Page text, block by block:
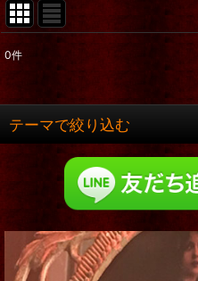
在庫あり
並び順:
絞
0件
テーマで絞り込む
ロング&ヒット
お洋服
コルセット